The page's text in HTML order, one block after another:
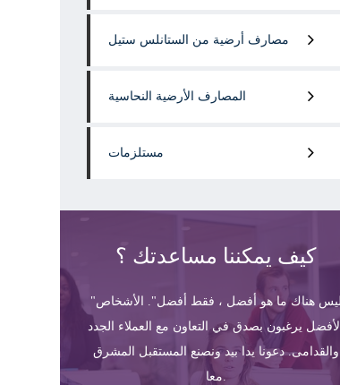
مصارف أرضية من الستانلس ستيل
المصارف الأرضية النحاسية
مستلزمات
كيف يمكننا مساعدتك ؟
"ليس هناك ما هو أفضل ، فقط أفضل". الأشخاص
الأفضل يرغبون بصدق في التعاون مع العملاء الجدد
والقدامى. دعونا يدا بيد ونصنع المستقبل المشرق
معا.